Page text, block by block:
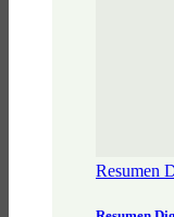
Resumen